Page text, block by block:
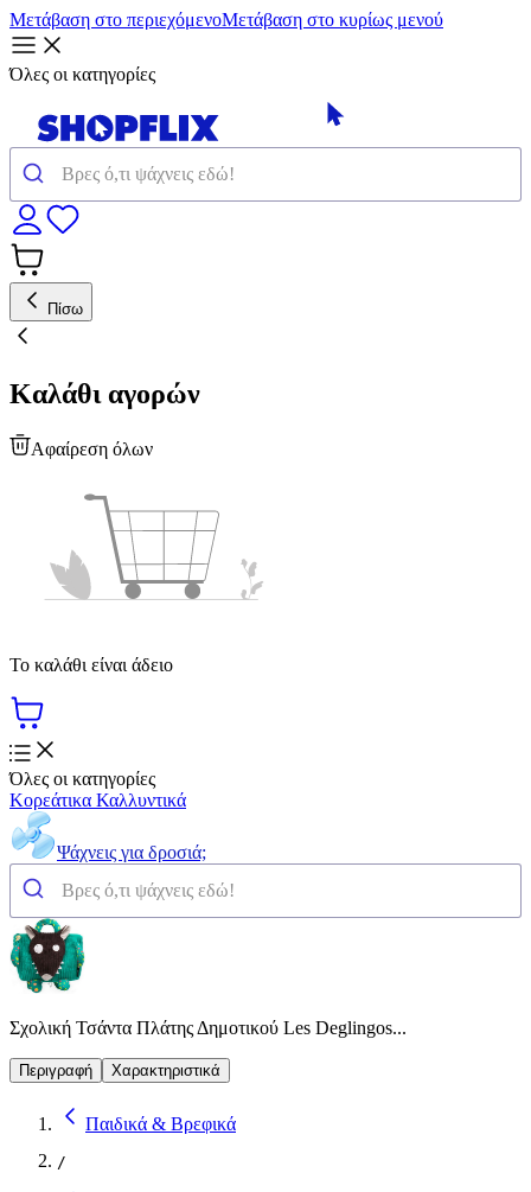
Μετάβαση στο περιεχόμενοΜετάβαση στο κυρίως μενού
Όλες οι κατηγορίες
Πίσω
Καλάθι αγορών
Αφαίρεση όλων
Το καλάθι είναι άδειο
Όλες οι κατηγορίες
Κορεάτικα Καλλυντικά
Ψάχνεις για δροσιά;
Σχολική Τσάντα Πλάτης Δημοτικού Les Deglingos...
Περιγραφή Χαρακτηριστικά
Παιδικά & Βρεφικά
/